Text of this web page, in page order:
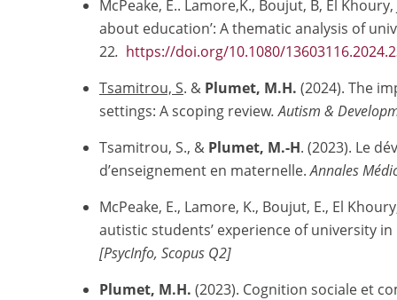
McPeake, E.. Lamore,K., Boujut, B, El Khoury,
about education’: A thematic analysis of
22. https://doi.org/10.1080/
Tsamitrou, S. & Plumet, M.H. (2024). The
settings: A scoping review. Autism &
Tsamitrou, S., & Plumet, M.-H. (2023). Le
d’enseignement en maternelle.Annales
McPeake, E., Lamore, K., Boujut, E., El
autistic students’ experience of university in
[PsycInfo, Scopus Q2]
Plumet, M.H. (2023). Cognition sociale et